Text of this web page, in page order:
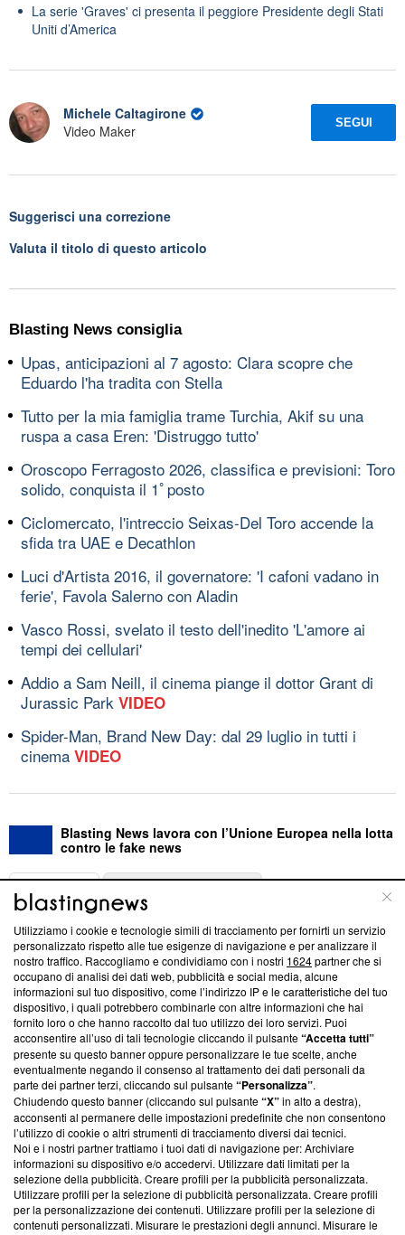
La serie 'Graves' ci presenta il peggiore Presidente degli Stati
Uniti d’America
Michele Caltagirone
Video Maker
SEGUI
Suggerisci una correzione
Valuta il titolo di questo articolo
Blasting News consiglia
Upas, anticipazioni al 7 agosto: Clara scopre che
Eduardo l'ha tradita con Stella
Tutto per la mia famiglia trame Turchia, Akif su una
ruspa a casa Eren: 'Distruggo tutto'
Oroscopo Ferragosto 2026, classifica e previsioni: Toro
solido, conquista il 1ﾟposto
Ciclomercato, l'intreccio Seixas-Del Toro accende la
sfida tra UAE e Decathlon
Luci d'Artista 2016, il governatore: 'I cafoni vadano in
ferie', Favola Salerno con Aladin
Vasco Rossi, svelato il testo dell'inedito 'L'amore ai
tempi dei cellulari'
Addio a Sam Neill, il cinema piange il dottor Grant di
Jurassic Park VIDEO
Spider-Man, Brand New Day: dal 29 luglio in tutti i
cinema VIDEO
Blasting News lavora con l’Unione Europea nella lotta
contro le fake news
ABOUT
Questa sezione offre informazioni trasparenti su Blasting
News, sui nostri processi editoriali e su come ci impegniamo a
creare news di qualità. Inoltre, afferma la nostra aderenza a
‘Trust Project - News with Integrity’Blasting News non è
ancora membro del programma, ma ha richiesto di farne
parte; Trust Project non ha ancora effettuato una verifica di
conformità agli standard.
Su di noi
Team editoriale
Corporate
Redazione
Informativa Privacy
Utilizziamo i cookie e tecnologie simili di tracciamento per fornirti un servizio
personalizzato rispetto alle tue esigenze di navigazione e per analizzare il
nostro traffico. Raccogliamo e condividiamo con i nostri 1624partner che si
occupano di analisi dei dati web, pubblicità e social media, alcune
informazioni sul tuo dispositivo, come l’indirizzo IP e le caratteristiche del tuo
dispositivo, i quali potrebbero combinarle con altre informazioni che hai
fornito loro o che hanno raccolto dal tuo utilizzo dei loro servizi. Puoi
acconsentire all’uso di tali tecnologie cliccando il pulsante“Accetta tutti”
presente su questo banner oppure personalizzare le tue scelte, anche
eventualmente negando il consenso al trattamento dei dati personali da
parte dei partner terzi, cliccando sul pulsante“Personalizza”.
Chiudendo questo banner (cliccando sul pulsante“X”in alto a destra),
acconsenti al permanere delle impostazioni predefinite che non consentono
l’utilizzo di cookie o altri strumenti di tracciamento diversi dai tecnici.
Noi e i nostri partner trattiamo i tuoi dati di navigazione per: Archiviare
informazioni su dispositivo e/o accedervi. Utilizzare dati limitati per la
selezione della pubblicità. Creare profili per la pubblicità personalizzata.
Utilizzare profili per la selezione di pubblicità personalizzata. Creare profili
per la personalizzazione dei contenuti. Utilizzare profili per la selezione di
contenuti personalizzati. Misurare le prestazioni degli annunci. Misurare le